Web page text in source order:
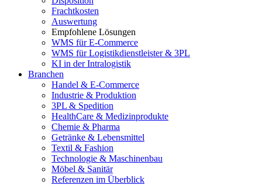
Frachtkosten
Auswertung
Empfohlene Lösungen
WMS für E-Commerce
WMS für Logistikdienstleister & 3PL
KI in der Intralogistik
Branchen
Handel & E-Commerce
Industrie & Produktion
3PL & Spedition
HealthCare & Medizinprodukte
Chemie & Pharma
Getränke & Lebensmittel
Textil & Fashion
Technologie & Maschinenbau
Möbel & Sanitär
Referenzen im Überblick